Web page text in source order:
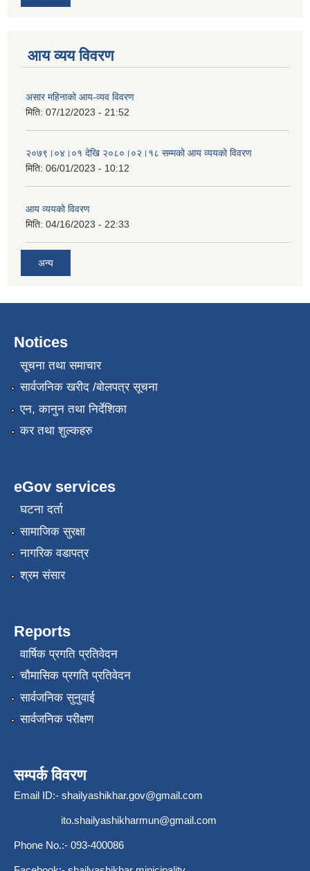
आय व्यय विवरण
असार महिनाको आय-व्यव विवरण
मिति: 07/12/2023 - 21:52
२०७९।०४।०१ देखि २०८०।०२।१८ सम्मको आय व्ययको विवरण
मिति: 06/01/2023 - 10:12
आय व्ययको विवरण
मिति: 04/16/2023 - 22:33
अन्य
Notices
सूचना तथा समाचार
सार्वजनिक खरीद /बोलपत्र सूचना
एन, कानुन तथा निर्देशिका
कर तथा शुल्कहरु
eGov services
घटना दर्ता
सामाजिक सुरक्षा
नागरिक वडापत्र
श्रम संसार
Reports
वार्षिक प्रगति प्रतिवेदन
चौमासिक प्रगति प्रतिवेदन
सार्वजनिक सुनुवाई
सार्वजनिक परीक्षण
सम्पर्क विवरण
Email ID:- shailyashikhar.gov@gmail.com
ito.shailyashikharmun@gmail.com
Phone No.:- 093-400086